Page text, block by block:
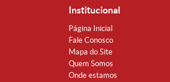
Institucional
Página Inicial
Fale Conosco
Mapa do Site
Quem Somos
Onde estamos